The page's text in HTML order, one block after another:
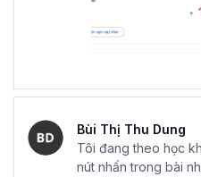
Bùi Thị Thu Dung
Tôi đang theo học
nút nhấn trong bài